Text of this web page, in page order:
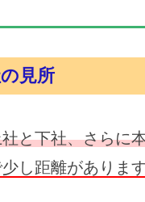
見所
と下社、さらに
少し距離がありま